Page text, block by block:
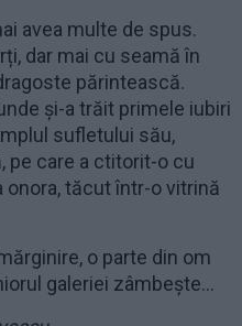
avea multe de spus.
dar mai cu seamă în
părintească.
și-a trăit primele iubiri
sufletului său,
pe care a ctitorit-o cu
onora, tăcut într-o vitrină
o parte din om
galeriei zâmbește…